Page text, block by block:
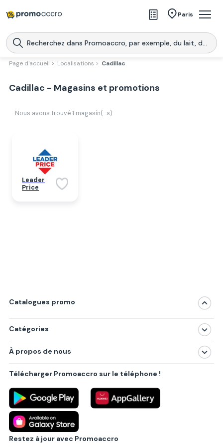
Paris
Magasins
Produits
Promoaccro
l'application
Page d'accueil > Localisations > Cadillac
Cadillac - Magasins et promotions
Nous avons trouvé 1 magasin(-s)
Leader
Price
Catalogues promo
Catégories
Produits
Villes principales
À propos de nous
Politique de confidentialité
Règlements
Partenariat B2B
Blog
Contact
Télécharger Promoaccro sur le téléphone !
Restez à jour avec Promoaccro